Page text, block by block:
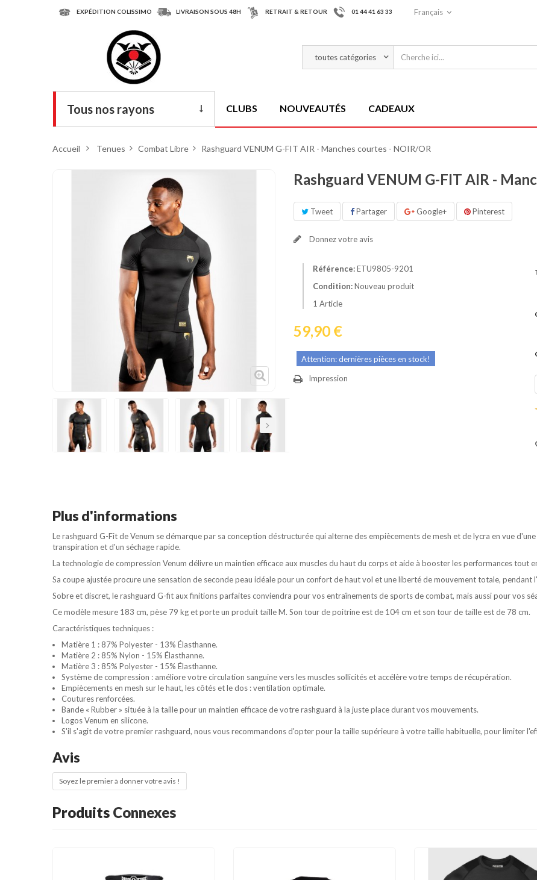
EXPÉDITION COLISSIMO LIVRAISON SOUS 48H RETRAIT & RETOUR 01 44 41 63 33 Français
Tous nos rayons
Protections
Cible de frappe
Condition physique
Accessoires
Décoration
Voir plus
CLUBS NOUVEAUTÉS CADEAUX
Accueil > Tenues > Combat Libre > Rashguard VENUM G-FIT AIR - Manches courtes - NOIR/OR
Suivant
Rashguard VENUM G-FIT AIR -
Tweet Partager Google+ Pinterest
Donnez votre avis
Référence:ETU9805-9201
Condition:Nouveau produit
1 Article
59,90 €
Attention: dernières pièces en stock!
Impression
Plus d'informations
Lerashguard G-Fit de Venum se démarque par sa conception déstructurée qui alterne des empiècements de mesh et de lycra en vue
transpiration et d'un séchage rapide.
La technologie de compression Venum délivre un maintien efficace aux muscles du haut du corps et aide à booster les performances tout
Sa coupe ajustée procure une sensation de seconde peau idéale pour un confort de haut vol et une liberté de mouvement totale, pendant
Sobre et discret, lerashguard G-fit aux finitions parfaites conviendra pour vos entraînements de sports de combat, mais aussi pour vos
Ce modèle mesure 183 cm, pèse 79 kg et porte un produit taille M. Son tour de poitrine est de 104 cm et son tour de taille est de 78 cm.
Caractéristiques techniques :
Matière 1 : 87% Polyester - 13% Élasthanne.
Matière 2 : 85% Nylon - 15% Élasthanne.
Matière 3 : 85% Polyester - 15% Élasthanne.
Système de compression : améliore votre circulation sanguine vers les muscles sollicités et accélère votre temps de récupération.
Empiècements en mesh sur le haut, les côtés et le dos : ventilation optimale.
Coutures renforcées.
Bande « Rubber » située à la taille pour un maintien efficace de votre rashguard à la juste place durant vos mouvements.
LogosVenum en silicone.
S'il s'agit de votre premierrashguard, nous vous recommandons d'opter pour la taille supérieure à votre taille habituelle, pour limiter
Avis
Soyez le premier à donner votre avis !
Produits Connexes